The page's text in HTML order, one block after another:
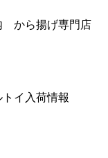
から揚げ専門店
トイ入荷情報